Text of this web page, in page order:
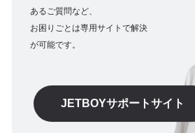
あるご質問など、
お困りごとは専用サイトで解決
が可能です。
JETBOYサポートサイト